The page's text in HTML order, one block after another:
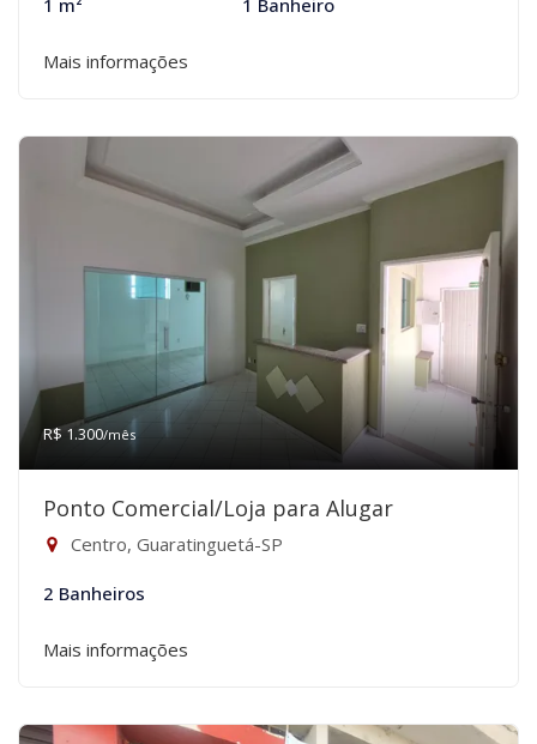
1 m² 1 Banheiro
Mais informações
R$ 1.300/mês
Ponto Comercial/Loja para Alugar
Centro, Guaratinguetá-SP
2 Banheiros
Mais informações